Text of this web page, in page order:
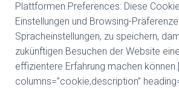
Plattformen.Preferences: Diese
Einstellungen und Browsing-
Spracheinstellungen, zu speichern,
zukünftigen Besuchen der Website
effizientere Erfahrung machen
columns=”cookie,description”